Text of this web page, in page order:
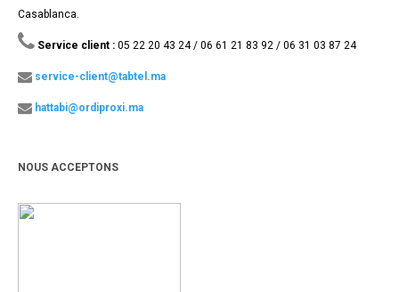
Casablanca.
Service client : 05 22 20 43 24 / 06 61 21 83 92 / 06 31 03 87 24
service-client@tabtel.ma
hattabi@ordiproxi.ma
NOUS ACCEPTONS